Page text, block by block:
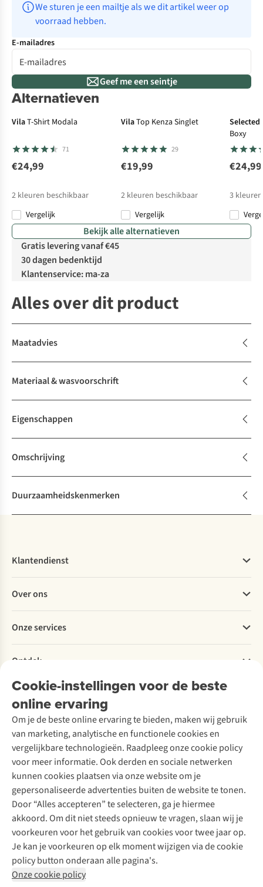
We sturen je een mailtje als we dit artikel weer op
voorraad hebben.
E-mailadres
Geef me een seintje
Alternatieven
VilaT-Shirt Modala
71
€24,99
2 kleuren beschikbaar
Vergelijk
VilaTop Kenza Singlet
29
€19,99
2 kleuren beschikbaar
Vergelijk
Selected
Boxy
€24,99
3
Bekijk alle alternatieven
Gratis levering vanaf €45
30 dagen bedenktijd
Klantenservice: ma-za
Alles over dit product
Maatadvies
Materiaal & wasvoorschrift
Eigenschappen
Omschrijving
Duurzaamheidskenmerken
Cookie-instellingen voor de beste
online ervaring
Om je de beste online ervaring te bieden, maken wij gebruik
van marketing, analytische en functionele cookies en
vergelijkbare technologieën. Raadpleeg onze cookie policy
voor meer informatie. Ook derden en sociale netwerken
kunnen cookies plaatsen via onze website om je
gepersonaliseerde advertenties buiten de website te tonen.
Door “Alles accepteren” te selecteren, ga je hiermee
akkoord. Om dit niet steeds opnieuw te vragen, slaan wij je
voorkeuren voor het gebruik van cookies voor twee jaar op.
Je kan je voorkeuren op elk moment wijzigen via de cookie
policy button onderaan alle pagina's.
Onze cookie policy
Klantendienst
Bestellen
Betalen
Levering
Retourneren
Bestelling herroepen
Garantie
Contact
Over ons
Explore More
Verantwoord ondernemen
Over Ayacucho
Onze winkels
Over A.S.Adventure
Toegankelijkheidsverklaring
Onze services
Ski-onderhoud
Wasservice
Schoenonderhoud
Schoenherstelling
Kledingherstelling
Retouches
Voor bedrijven
Ontdek
A.S.Magazine
Podcast
Explore Academy
Explore Camp
Gear Check
Inspiratie & advies
Meld je aan voor de nieuwsbrief
Follow us
Disclaimer Privacy Policy
Algemene voorwaarden
Cookie Policy